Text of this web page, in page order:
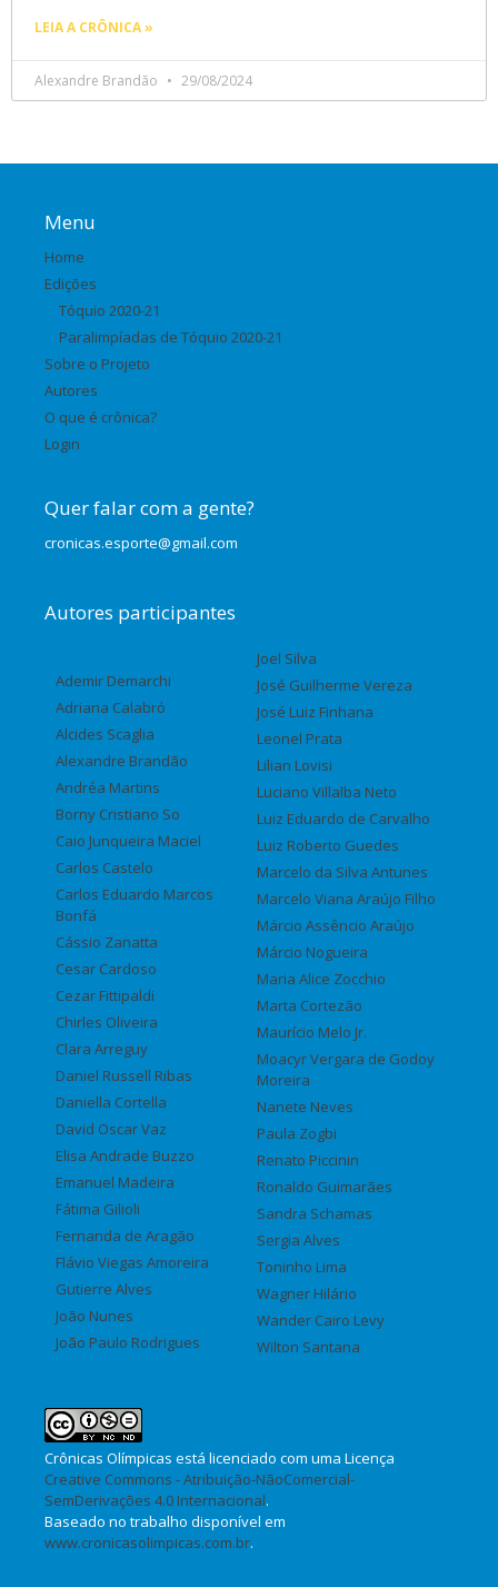
LEIA A CRÔNICA »
Alexandre Brandão 29/08/2024
Menu
Home
Edições
Tóquio 2020-21
Paralimpíadas de Tóquio 2020-21
Sobre o Projeto
Autores
O que é crônica?
Login
Quer falar com a gente?
cronicas.esporte@gmail.com
Autores participantes
Ademir Demarchi
Adriana Calabró
Alcides Scaglia
Alexandre Brandão
Andréa Martins
Borny Cristiano So
Caio Junqueira Maciel
Carlos Castelo
Carlos Eduardo Marcos
Bonfá
Cássio Zanatta
Cesar Cardoso
Cezar Fittipaldi
Chirles Oliveira
Clara Arreguy
Daniel Russell Ribas
Daniella Cortella
David Oscar Vaz
Elisa Andrade Buzzo
Emanuel Madeira
Fátima Gilioli
Fernanda de Aragão
Flávio Viegas Amoreira
Gutierre Alves
João Nunes
João Paulo Rodrigues
Joel Silva
José Guilherme Vereza
José Luiz Finhana
Leonel Prata
Lilian Lovisi
Luciano Villalba Neto
Luiz Eduardo de Carvalho
Luiz Roberto Guedes
Marcelo da Silva Antunes
Marcelo Viana Araújo Filho
Márcio Assêncio Araújo
Márcio Nogueira
Maria Alice Zocchio
Marta Cortezão
Maurício Melo Jr.
Moacyr Vergara de Godoy
Moreira
Nanete Neves
Paula Zogbi
Renato Piccinin
Ronaldo Guimarães
Sandra Schamas
Sergia Alves
Toninho Lima
Wagner Hilário
Wander Cairo Levy
Wilton Santana
Crônicas Olímpicas está licenciado com uma Licença
Creative Commons - Atribuição-NãoComercial-
SemDerivações 4.0 Internacional.
Baseado no trabalho disponível em
www.cronicasolimpicas.com.br.